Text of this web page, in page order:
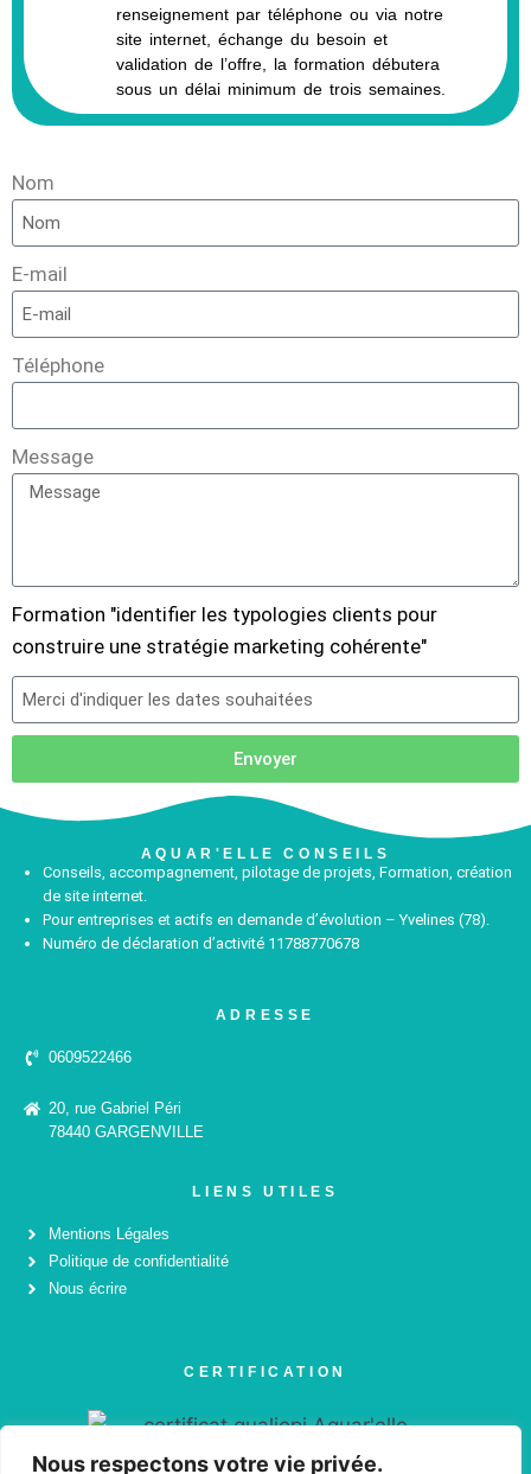
Nous respectons votre vie privée.
renseignement par téléphone ou via notre
site internet, échange du besoin et
validation de l’offre, la formation débutera
sous un délai minimum de trois semaines.
Nom
E-mail
Téléphone
Message
Formation "identifier les typologies clients pour
construire une stratégie marketing cohérente"
Envoyer
AQUAR'ELLE CONSEILS
Conseils, accompagnement, pilotage de projets, Formation, création
de site internet.
Pour entreprises et actifs en demande d’évolution – Yvelines (78).
Numéro de déclaration d’activité 11788770678
ADRESSE
0609522466
20, rue Gabriel Péri
78440 GARGENVILLE
LIENS UTILES
Mentions Légales
Politique de confidentialité
Nous écrire
CERTIFICATION